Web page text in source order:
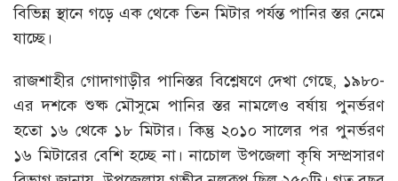
বিভিন্ন স্থানে গড়ে এক থেকে তিন মিটার পর্যন্ত পানির স্তর নেমে
যাচ্ছে।
রাজশাহীর গোদাগাড়ীর পানিস্তর বিশ্লেষণে দেখা গেছে, ১৯৮০-
এর দশকে শুষ্ক মৌসুমে পানির স্তর নামলেও বর্ষায় পুনর্ভরণ
হতো ১৬ থেকে ১৮ মিটার। কিন্তু ২০১০ সালের পর পুনর্ভরণ
১৬ মিটারের বেশি হচ্ছে না। নাচোল উপজেলা কৃষি সম্প্রসারণ